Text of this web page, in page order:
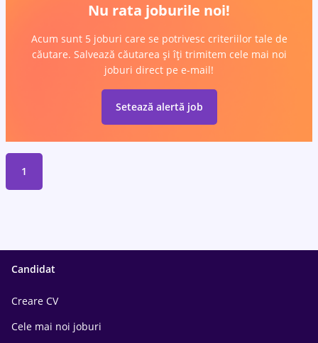
Nu rata joburile noi!
Acum sunt 5 joburi care se potrivesc criteriilor tale de
căutare. Salvează căutarea și îți trimitem cele mai noi
joburi direct pe e-mail!
Setează alertă job
1
Candidat
Creare CV
Cele mai noi joburi